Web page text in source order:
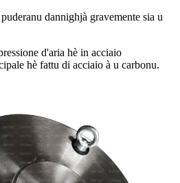
dannighjà gravemente sia u
d'aria hè in acciaio
hè fattu di acciaio à u carbonu.